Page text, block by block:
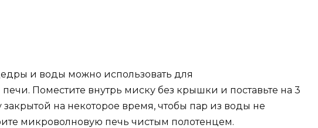
и воды можно использовать для
Поместите внутрь миску без крышки и поставьте на 3
на некоторое время, чтобы пар из воды не
микроволновую печь чистым полотенцем.